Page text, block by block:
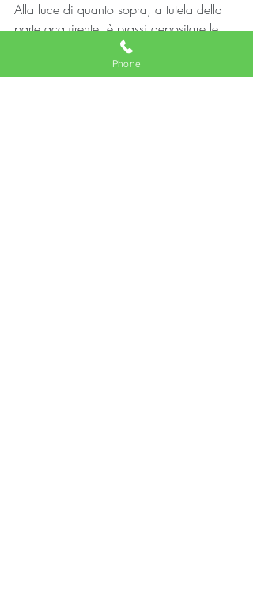
Alla luce di quanto sopra, a tutela della
parte acquirente, è prassi depositare le
somme dovute all’Agenzia delle Entrate
per differenza di imposta, sanzioni e
Phone